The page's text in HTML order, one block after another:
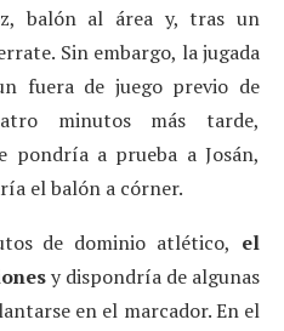
balón al área y, tras un
Sin embargo, la jugada
fuera de juego previo de
minutos más tarde,
pondría a prueba a Josán,
el balón a córner.
de dominio atlético, el
y dispondría de algunas
en el marcador. En el